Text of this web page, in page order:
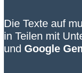
Die Texte auf
in Teilen mit
und Google